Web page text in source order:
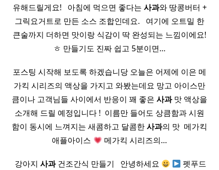
유해드릴게요! ​ ​ 아침에 먹으면 좋다는 사과와 땅콩버터 +
그릭요거트로 만든 소스 조합인데요. ​ ​ 여기에 오트밀 한
큰술까지 더하면 맛이랑 식감이 딱 완성되는 느낌이에요!
ㅎ 만들기도 진짜 쉽고 5분이면…
포스팅 시작해 보도록 하겠습니당 오늘은 어제에 이은 메
가킥 시리즈의 액상을 가지고 와봤는데요 망고 아이스만
큼이나 고객님들 사이에서 반응이 꽤 좋은 사과맛 액상을
소개해 드릴 예정입니다 ! ​ 이름만 들어도 상큼함과 시원
함이 동시에 느껴지는 새콤하고 달콤한사과의 맛 ​ 메가킥
애플아이스
메가킥 시리즈의…
​ 강아지 사과건조간식 만들기 ​ ​ 안녕하세요
펫푸드